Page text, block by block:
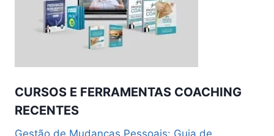
CURSOS E FERRAMENTAS COACHING
RECENTES
Gestão de Mudanças Pessoais: Guia de